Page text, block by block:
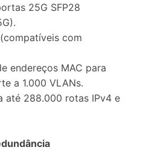
25G SFP28
com
endereços MAC para
a 1.000 VLANs.
até 288.000 rotas IPv4 e